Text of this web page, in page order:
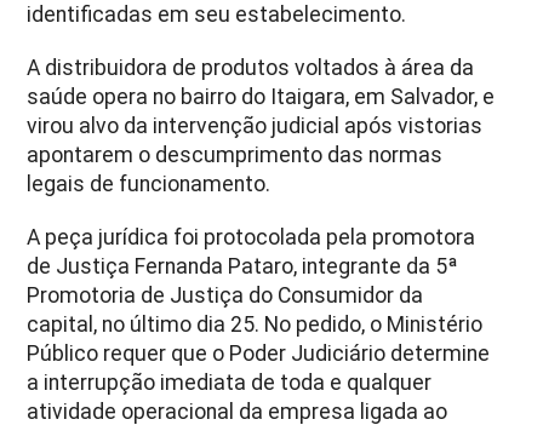
identificadas em seu estabelecimento.
A distribuidora de produtos voltados à área da
saúde opera no bairro do Itaigara, em Salvador, e
virou alvo da intervenção judicial após vistorias
apontarem o descumprimento das normas
legais de funcionamento.
A peça jurídica foi protocolada pela promotora
de Justiça Fernanda Pataro, integrante da 5ª
Promotoria de Justiça do Consumidor da
capital, no último dia 25. No pedido, o Ministério
Público requer que o Poder Judiciário determine
a interrupção imediata de toda e qualquer
atividade operacional da empresa ligada ao